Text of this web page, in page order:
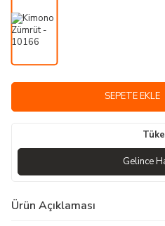
SEPETE EKLE
Gelince
Ürün Açıklaması